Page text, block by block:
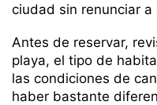
ciudad sin renunciar
Antes de reservar,
playa, el tipo de
las condiciones de
haber bastante